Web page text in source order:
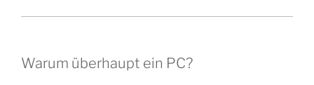
Warum überhaupt ein PC?